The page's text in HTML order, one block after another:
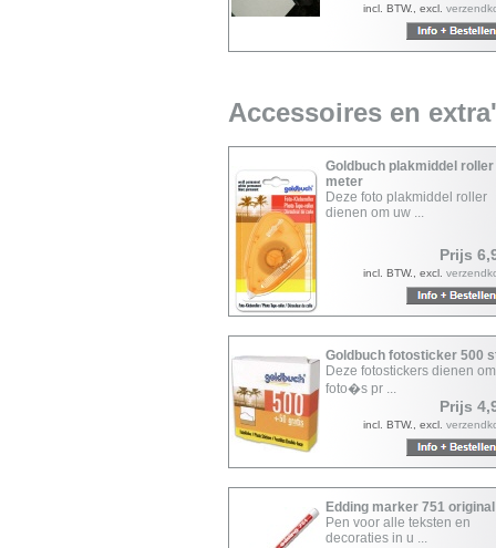
incl. BTW., excl.
Accessoires en
Goldbuch plakmiddel roller
meter
Deze foto plakmiddel roller
dienen om uw ...
Prijs
incl. BTW., excl.
Goldbuch fotosticker 500
Deze fotostickers dienen
foto�s pr ...
Prijs
incl. BTW., excl.
Edding marker 751 original
Pen voor alle teksten en
decoraties in u ...